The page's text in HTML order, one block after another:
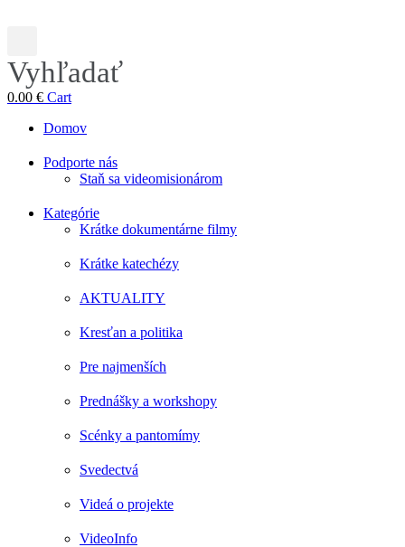
Vyhľadať
0.00 € Cart
Domov
Podporte nás
Staň sa videomisionárom
Kategórie
Krátke dokumentárne filmy
Krátke katechézy
AKTUALITY
Kresťan a politika
Pre najmenších
Prednášky a workshopy
Scénky a pantomímy
Svedectvá
Videá o projekte
VideoInfo